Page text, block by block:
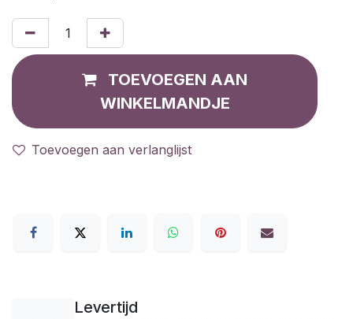
TOEVOEGEN AAN
WINKELMANDJE
Toevoegen aan verlanglijst
Levertijd